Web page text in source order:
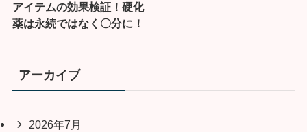
アイテムの効果検証！硬化
薬は永続ではなく〇分に！
アーカイブ
2026年7月